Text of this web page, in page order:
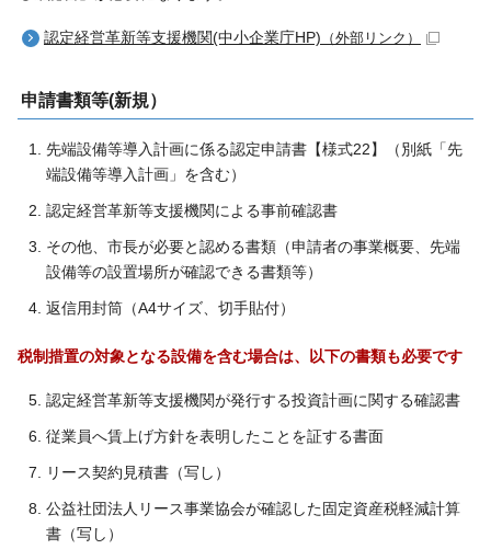
認定経営革新等支援機関(中小企業庁HP) （外部リンク）
申請書類等(新規）
先端設備等導入計画に係る認定申請書【様式22】（別紙「先
端設備等導入計画」を含む）
認定経営革新等支援機関による事前確認書
その他、市長が必要と認める書類（申請者の事業概要、先端
設備等の設置場所が確認できる書類等）
返信用封筒（A4サイズ、切手貼付）
税制措置の対象となる設備を含む場合は、以下の書類も必要です
認定経営革新等支援機関が発行する投資計画に関する確認書
従業員へ賃上げ方針を表明したことを証する書面
リース契約見積書（写し）
公益社団法人リース事業協会が確認した固定資産税軽減計算
書（写し）